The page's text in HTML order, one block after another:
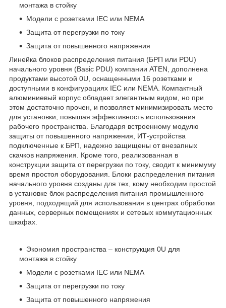
монтажа в стойку
Модели с розетками IEC или NEMA
Защита от перегрузки по току
Защита от повышенного напряжения
Линейка блоков распределения питания (БРП или PDU)
начального уровня (Basic PDU) компании ATEN, дополнена
продуктами высотой 0U, оснащенными 16 розетками и
доступными в конфигурациях IEC или NEMA. Компактный
алюминиевый корпус обладает элегантным видом, но при
этом достаточно прочен, и позволяет минимизировать место
для установки, повышая эффективность использования
рабочего пространства. Благодаря встроенному модулю
защиты от повышенного напряжения, ИТ-устройства
подключенные к БРП, надежно защищены от внезапных
скачков напряжения. Кроме того, реализованная в
конструкции защита от перегрузки по току, сводит к минимуму
время простоя оборудования. Блоки распределения питания
начального уровня созданы для тех, кому необходим простой
в установке блок распределения питания промышленного
уровня, подходящий для использования в центрах обработки
данных, серверных помещениях и сетевых коммутационных
шкафах.
Экономия пространства – конструкция 0U для
монтажа в стойку
Модели с розетками IEC или NEMA
Защита от перегрузки по току
Защита от повышенного напряжения